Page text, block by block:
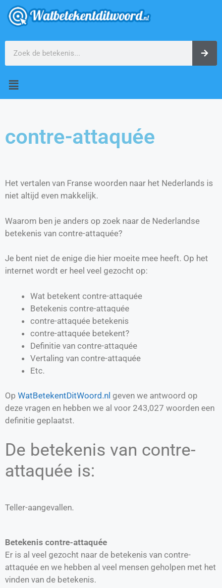
contre-attaquée
Het vertalen van Franse woorden naar het Nederlands is
niet altijd even makkelijk.
Waarom ben je anders op zoek naar de Nederlandse
betekenis van contre-attaquée?
Je bent niet de enige die hier moeite mee heeft. Op het
internet wordt er heel veel gezocht op:
Wat betekent contre-attaquée
Betekenis contre-attaquée
contre-attaquée betekenis
contre-attaquée betekent?
Definitie van contre-attaquée
Vertaling van contre-attaquée
Etc.
Op WatBetekentDitWoord.nl geven we antwoord op
deze vragen en hebben we al voor 243,027 woorden een
definitie geplaatst.
De betekenis van contre-
attaquée is:
Teller-aangevallen.
Betekenis contre-attaquée
Er is al veel gezocht naar de betekenis van contre-
attaquée en we hebben al veel mensen geholpen met het
vinden van de betekenis.